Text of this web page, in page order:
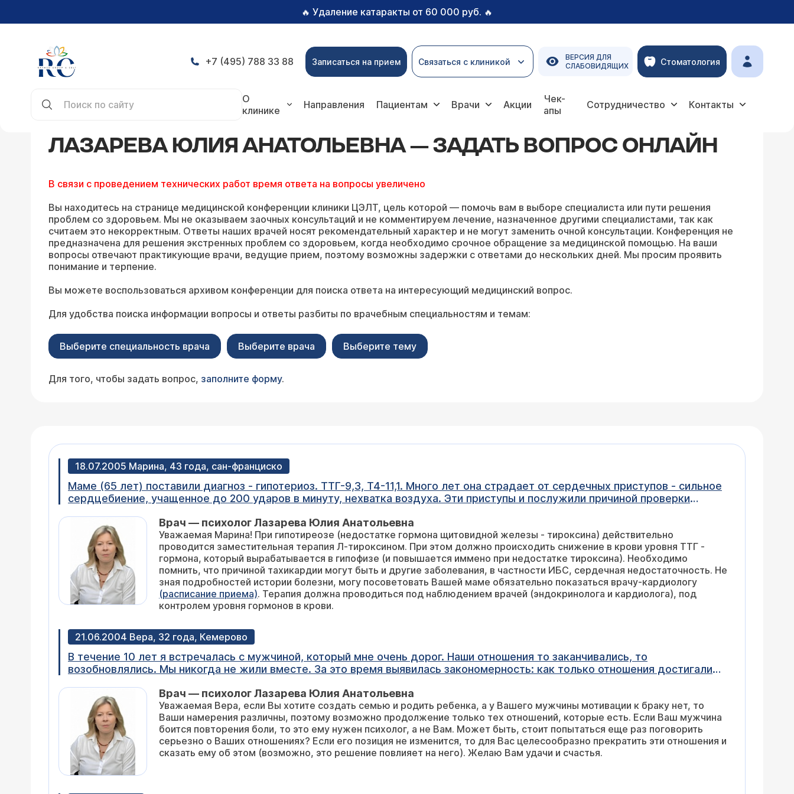
🔥 Удаление катаракты от 60 000 руб. 🔥
+7 (495) 788 33 88 Записаться на прием Связаться с клиникой
ВЕРСИЯ ДЛЯ
СЛАБОВИДЯЩИХ
Стоматология
О
клинике
Направления Пациентам Врачи Акции
Чек-
апы
Сотрудничество Контакты
ЛАЗАРЕВА ЮЛИЯ АНАТОЛЬЕВНА — ЗАДАТЬ ВОПРОС ОНЛАЙН
В связи с проведением технических работ время ответа на вопросы увеличено
Вы находитесь на странице медицинской конференции клиники ЦЭЛТ, цель которой — помочь вам в выборе специалиста или пути решения
проблем со здоровьем. Мы не оказываем заочных консультаций и не комментируем лечение, назначенное другими специалистами, так как
считаем это некорректным. Ответы наших врачей носят рекомендательный характер и не могут заменить очной консультации. Конференция не
предназначена для решения экстренных проблем со здоровьем, когда необходимо срочное обращение за медицинской помощью. На ваши
вопросы отвечают практикующие врачи, ведущие прием, поэтому возможны задержки с ответами до нескольких дней. Мы просим проявить
понимание и терпение.
Вы можете воспользоваться архивом конференции для поиска ответа на интересующий медицинский вопрос.
Для удобства поиска информации вопросы и ответы разбиты по врачебным специальностям и темам:
Выберите специальность врача Выберите врача Выберите тему
Для того, чтобы задать вопрос, заполните форму.
18.07.2005 Марина, 43 года, сан-франциско
Маме (65 лет) поставили диагноз - гипотериоз. ТТГ-9,3, Т4-11,1. Много лет она страдает от сердечных приступов - сильное
сердцебиение, учащенное до 200 ударов в минуту, нехватка воздуха. Эти приступы и послужили причиной проверки
И самое важное - не можем понять, как должно работать лекарство (тироксин), если одного гормона-ТТГ много, а другого
Т4 мало. Может ли одно и тоже лекарство привести в норму эти гормоны?
Врач — психолог Лазарева Юлия Анатольевна
Уважаемая Марина! При гипотиреозе (недостатке гормона щитовидной железы - тироксина) действительно
проводится заместительная терапия Л-тироксином. При этом должно происходить снижение в крови уровня ТТГ -
гормона, который вырабатывается в гипофизе (и повышается иммено при недостатке тироксина). Необходимо
помнить, что причиной тахикардии могут быть и другие заболевания, в частности ИБС, сердечная недостаточность. Не
зная подробностей истории болезни, могу посоветовать Вашей маме обязательно показаться врачу-кардиологу
(расписание приема). Терапия должна проводиться под наблюдением врачей (эндокринолога и кардиолога), под
контролем уровня гормонов в крови.
21.06.2004 Вера, 32 года, Кемерово
В течение 10 лет я встречалась с мужчиной, который мне очень дорог. Наши отношения то заканчивались, то
возобновлялись. Мы никогда не жили вместе. За это время выявилась закономерность: как только отношения достигали
то и хотелось. В общем, два дня назад мы, наконец, поговорили откровенно, хотя раньше никогда этого не делали. Я еле-
еле вытянула его на этот разговор, он с большим трудом сказал, что просто живет в свое удовольствие, не знал, что для
меня все так серьезно, хотя знал, что я его люблю и т.п. Но я-то все эти 10 лет мечтала только о нем, все надежды были
связаны с ним. Мне очень тяжело. Есть еще момент, моему мужчине 36 лет, девять лет назад его жена ушла к другому
мужчине, он сильно переживал. Меня не покидает надежда на совместную жизнь, может, он просто боится повторения
боли, поэтому дистанцируется от меня? Он готов продолжать отношения, но не готов к браку. С Вашей точки зрения, - это
безнадежно? Мне нужна консультация психотерапевта, я сама не смогу принять решение. Я живу в Кемерово, у нас нет
Врач — психолог Лазарева Юлия Анатольевна
Уважаемая Вера, если Вы хотите создать семью и родить ребенка, а у Вашего мужчины мотивации к браку нет, то
Ваши намерения различны, поэтому возможно продолжение только тех отношений, которые есть. Если Ваш мужчина
боится повторения боли, то это ему нужен психолог, а не Вам. Может быть, стоит попытаться еще раз поговорить
серьезно о Ваших отношениях? Если его позиция не изменится, то для Вас целесообразно прекратить эти отношения и
сказать ему об этом (возможно, это решение повлияет на него). Желаю Вам удачи и счастья.